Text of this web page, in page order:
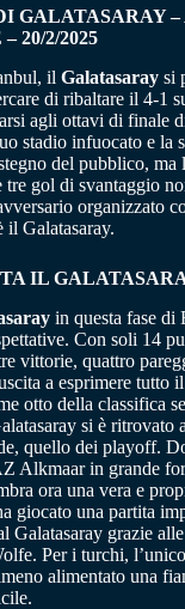
GALATASARAY
20/2/2025
il Galatasaray si
di ribaltare il 4-1
agli ottavi di finale
stadio infuocato e la
del pubblico, ma
tre gol di svantaggio
organizzato
il Galatasaray.
IL
in questa fase di
Con soli 14
vittorie, quattro
a esprimere tutto
otto della classifica
si è ritrovato
quello dei playoff.
Alkmaar in grande
ora una vera e
giocato una partita
Galatasaray grazie
Per i turchi,
alimentato una